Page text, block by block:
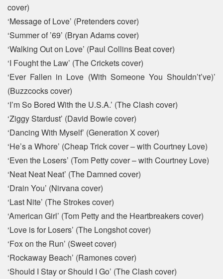
cover)
‘Message of Love’ (Pretenders cover)
‘Summer of ’69’ (Bryan Adams cover)
‘Walking Out on Love’ (Paul Collins Beat cover)
‘I Fought the Law’ (The Crickets cover)
‘Ever Fallen in Love (With Someone You Shouldn’t’ve)’
(Buzzcocks cover)
‘I’m So Bored With the U.S.A.’ (The Clash cover)
‘Ziggy Stardust’ (David Bowie cover)
‘Dancing With Myself’ (Generation X cover)
‘He’s a Whore’ (Cheap Trick cover – with Courtney Love)
‘Even the Losers’ (Tom Petty cover – with Courtney Love)
‘Neat Neat Neat’ (The Damned cover)
‘Drain You’ (Nirvana cover)
‘Last Nite’ (The Strokes cover)
‘American Girl’ (Tom Petty and the Heartbreakers cover)
‘Love is for Losers’ (The Longshot cover)
‘Fox on the Run’ (Sweet cover)
‘Rockaway Beach’ (Ramones cover)
‘Should I Stay or Should I Go’ (The Clash cover)